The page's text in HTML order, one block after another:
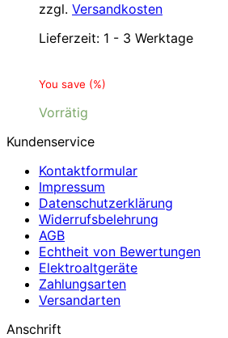
zzgl. Versandkosten
Lieferzeit: 1 - 3 Werktage
You save (%)
Vorrätig
Kundenservice
Kontaktformular
Impressum
Datenschutzerklärung
Widerrufsbelehrung
AGB
Echtheit von Bewertungen
Elektroaltgeräte
Zahlungsarten
Versandarten
Anschrift